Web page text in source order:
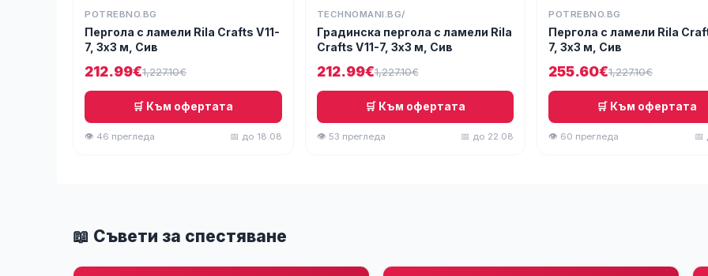
POTREBNO.BG
Пергола с ламели Rila Crafts V11-
7, 3х3 м, Сив
212.99€1,227.10€
🛒 Към офертата
👁 46 прегледа 📅 до 18.08
TECHNOMANI.BG/
Градинска пергола с ламели Rila
Crafts V11-7, 3х3 м, Сив
212.99€1,227.10€
🛒 Към офертата
👁 53 прегледа 📅 до 22.08
POTREBNO.BG
Пергола с ламели Rila
7, 3х3 м, Сив
255.60€1,227.10€
🛒 Към офертата
👁 60 прегледа 📅
📖 Съвети за спестяване